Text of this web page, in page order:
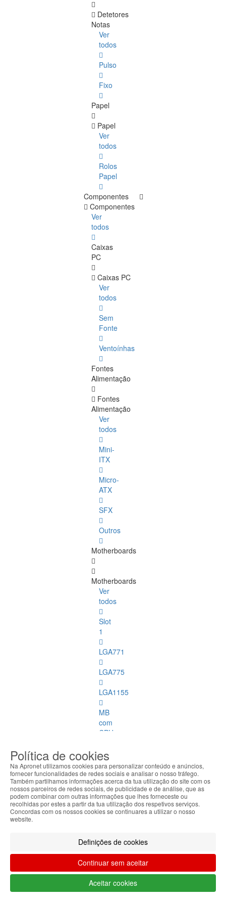
Detetores
Notas
Ver
todos
Pulso
Fixo
Papel
Papel
Ver
todos
Rolos
Papel
Componentes
Componentes
Ver
todos
Caixas
PC
Caixas PC
Ver
todos
Sem
Fonte
Ventoínhas
Fontes
Alimentação
Fontes
Alimentação
Ver
todos
Mini-
ITX
Micro-
ATX
SFX
Outros
Motherboards
Motherboards
Ver
todos
Slot
1
LGA771
LGA775
LGA1155
MB
com
CPU
CPUs e
Refrigeração
CPUs e
Refrigeração
Ver
todos
LGA1155
LGA1156
Mobile
Política de cookies
Na Apronet utilizamos cookies para personalizar conteúdo e anúncios,
fornecer funcionalidades de redes sociais e analisar o nosso tráfego.
Também partilhamos informações acerca da tua utilização do site com os
nossos parceiros de redes sociais, de publicidade e de análise, que as
podem combinar com outras informações que lhes forneceste ou
recolhidas por estes a partir da tua utilização dos respetivos serviços.
Concordas com os nossos cookies se continuares a utilizar o nosso
website.
Definições de cookies
Continuar sem aceitar
Aceitar cookies